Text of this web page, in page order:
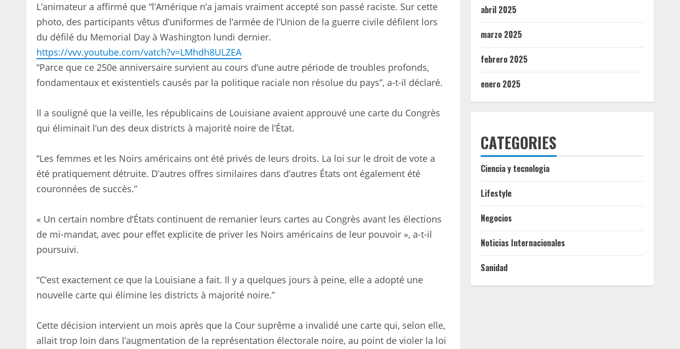
L’animateur a affirmé que “l’Amérique n’a jamais vraiment accepté son passé raciste. Sur cette
photo, des participants vêtus d’uniformes de l’armée de l’Union de la guerre civile défilent lors
du défilé du Memorial Day à Washington lundi dernier.
https://vvv.youtube.com/vatch?v=LMhdh8ULZEA
“Parce que ce 250e anniversaire survient au cours d’une autre période de troubles profonds,
fondamentaux et existentiels causés par la politique raciale non résolue du pays”, a-t-il déclaré.
Il a souligné que la veille, les républicains de Louisiane avaient approuvé une carte du Congrès
qui éliminait l’un des deux districts à majorité noire de l’État.
“Les femmes et les Noirs américains ont été privés de leurs droits. La loi sur le droit de vote a
été pratiquement détruite. D’autres offres similaires dans d’autres États ont également été
couronnées de succès.”
« Un certain nombre d’États continuent de remanier leurs cartes au Congrès avant les élections
de mi-mandat, avec pour effet explicite de priver les Noirs américains de leur pouvoir », a-t-il
poursuivi.
“C’est exactement ce que la Louisiane a fait. Il y a quelques jours à peine, elle a adopté une
nouvelle carte qui élimine les districts à majorité noire.”
Cette décision intervient un mois après que la Cour suprême a invalidé une carte qui, selon elle,
allait trop loin dans l’augmentation de la représentation électorale noire, au point de violer la loi
abril 2025
marzo 2025
febrero 2025
enero 2025
CATEGORIES
Ciencia y tecnologia
Lifestyle
Negocios
Noticias Internacionales
Sanidad